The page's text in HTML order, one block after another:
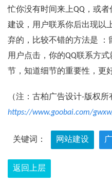
忙你没有时间来上QQ，或
建设，用户联系你后出现以
弃的，比较不错的方法是 ：
用户点击，你的QQ联系方
节，知道细节的重要性，更
（注：古柏广告设计-版权所
https://www.goobai.com/
关键词： 网站建设
返回上层